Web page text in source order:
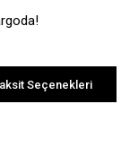
Seçenekleri